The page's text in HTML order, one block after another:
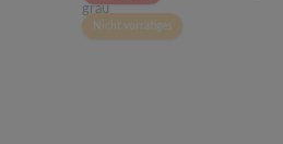
Nicht vorrätiges